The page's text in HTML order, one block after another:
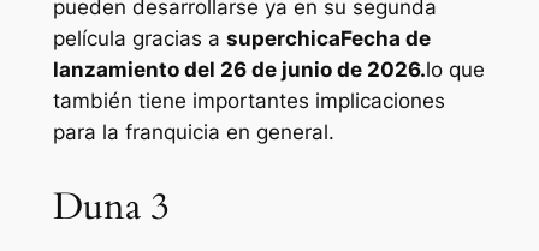
pueden desarrollarse ya en su segunda
película gracias a superchicaFecha de
lanzamiento del 26 de junio de 2026.lo que
también tiene importantes implicaciones
para la franquicia en general.
Duna 3